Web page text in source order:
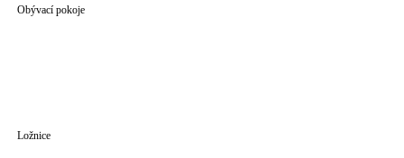
Obývací pokoje
Ložnice